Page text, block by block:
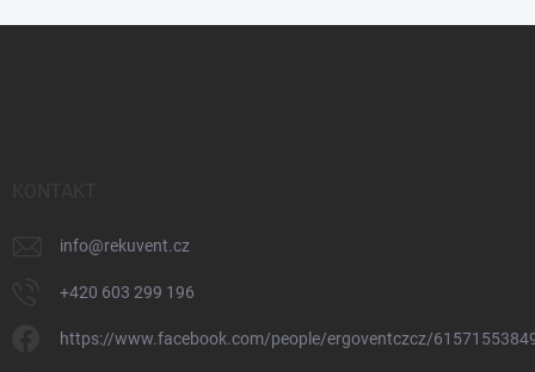
info@rekuvent.cz
+420 603 299 196
https://www.facebook.com/people/ergoventczcz/